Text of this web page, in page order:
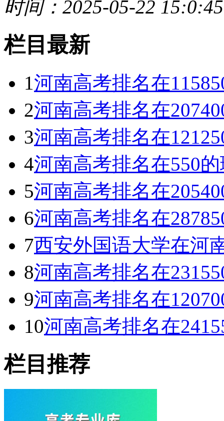
时间：2025-05-22 15:0:45
栏目最新
1河南高考排名在
2河南高考排名在
3河南高考排名在
4河南高考排名在550
5河南高考排名在
6河南高考排名在
7西安外国语大学在河
8河南高考排名在
9河南高考排名在
10河南高考排名在
栏目推荐